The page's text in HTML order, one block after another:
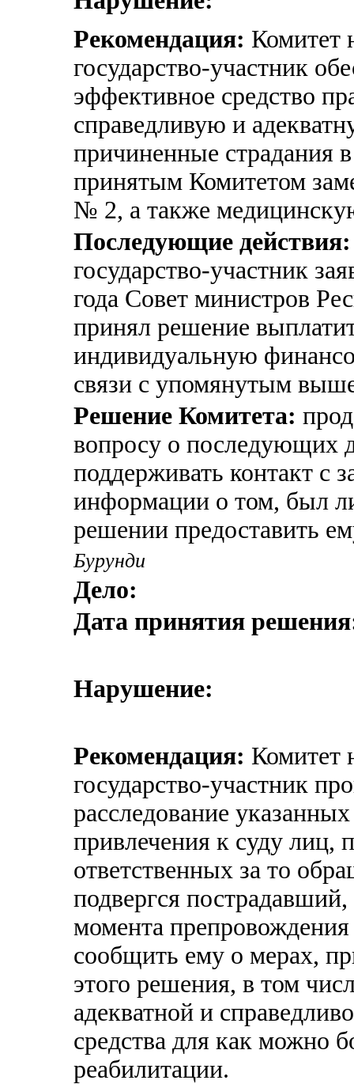
Рекомендация: Комитет
государство-участник
эффективное средство
справедливую и
причиненные страдания в
принятым Комитетом
№ 2, а также
Последующие действия:
государство-участник
года Совет министров
принял решение
индивидуальную
связи с упомянутым
Решение Комитета:
вопросу о последующих
поддерживать контакт с
информации о том, был
решении предоставить
Бурунди
Дело:
Дата принятия
Нарушение:
Рекомендация: Комитет
государство-участник
расследование
привлечения к суду лиц,
ответственных за то
подвергся
момента
сообщить ему о мерах,
этого решения, в том
адекватной и
средства для как можно
реабилитации.